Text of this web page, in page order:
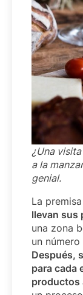
¿Una
a la
genial.
La
llevan sus
una zona
un
Después,
para cada
productos